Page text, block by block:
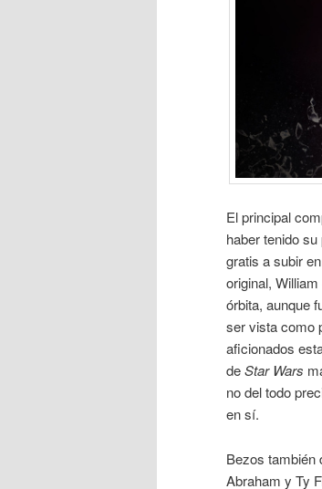
El principal
haber tenido
gratis a subir
original,
órbita, aunque
ser vista como
aficionados
deStar Wars
no del todo
en sí.
Bezos también
Abraham y Ty